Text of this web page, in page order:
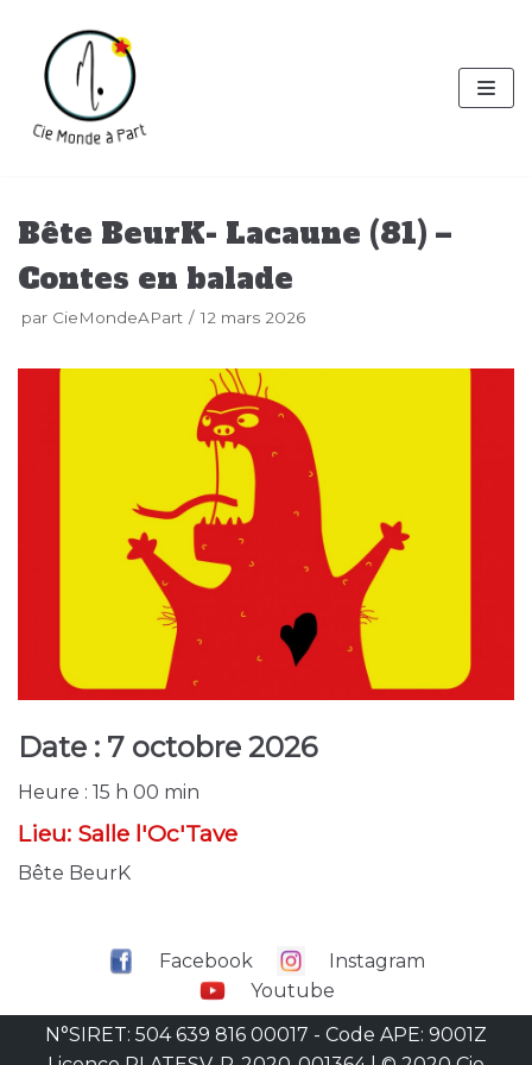
au
contenu
Bête BeurK- Lacaune (81) –
Contes en balade
par CieMondeAPart 12 mars 2026
Date : 7 octobre 2026
Heure : 15 h 00 min
Lieu: Salle l'Oc'Tave
Bête BeurK
Facebook
Instagram
Youtube
N°SIRET: 504 639 816 00017 - Code APE: 9001Z